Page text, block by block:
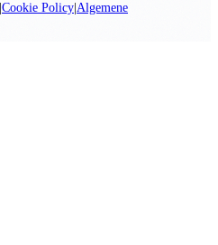
Cookie Policy Algemene